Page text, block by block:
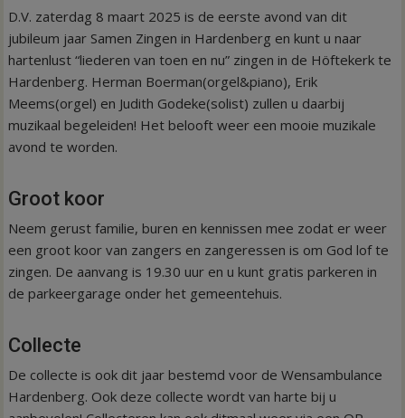
D.V. zaterdag 8 maart 2025 is de eerste avond van dit
jubileum jaar Samen Zingen in Hardenberg en kunt u naar
hartenlust “liederen van toen en nu” zingen in de Höftekerk te
Hardenberg. Herman Boerman(orgel&piano), Erik
Meems(orgel) en Judith Godeke(solist) zullen u daarbij
muzikaal begeleiden! Het belooft weer een mooie muzikale
avond te worden.
Groot koor
Neem gerust familie, buren en kennissen mee zodat er weer
een groot koor van zangers en zangeressen is om God lof te
zingen. De aanvang is 19.30 uur en u kunt gratis parkeren in
de parkeergarage onder het gemeentehuis.
Collecte
De collecte is ook dit jaar bestemd voor de Wensambulance
Hardenberg. Ook deze collecte wordt van harte bij u